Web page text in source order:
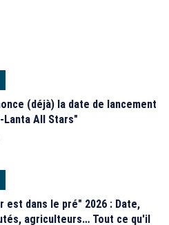
(déjà) la date de lancement
Lanta All Stars"
est dans le pré" 2026 : Date,
agriculteurs… Tout ce qu'il